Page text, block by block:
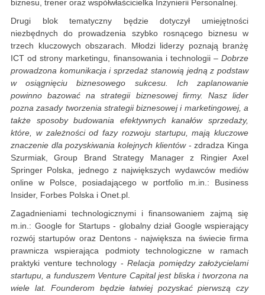
biznesu, trener oraz współwłaścicielka Inżynierii Personalnej.
Drugi blok tematyczny będzie dotyczył umiejętności
niezbędnych do prowadzenia szybko rosnącego biznesu w
trzech kluczowych obszarach. Młodzi liderzy poznają branżę
ICT od strony marketingu, finansowania i technologii – Dobrze
prowadzona komunikacja i sprzedaż stanowią jedną z podstaw
w osiągnięciu biznesowego sukcesu. Ich zaplanowanie
powinno bazować na strategii biznesowej firmy. Nasz lider
pozna zasady tworzenia strategii biznesowej i marketingowej, a
także sposoby budowania efektywnych kanałów sprzedaży,
które, w zależności od fazy rozwoju startupu, mają kluczowe
znaczenie dla pozyskiwania kolejnych klientów- zdradza Kinga
Szurmiak, Group Brand Strategy Manager z Ringier Axel
Springer Polska, jednego z największych wydawców mediów
online w Polsce, posiadającego w portfolio m.in.: Business
Insider, Forbes Polska i Onet.pl.
Zagadnieniami technologicznymi i finansowaniem zajmą się
m.in.: Google for Startups - globalny dział Google wspierający
rozwój startupów oraz Dentons - największa na świecie firma
prawnicza wspierająca podmioty technologiczne w ramach
praktyki venture technology - Relacja pomiędzy założycielami
startupu, a funduszem Venture Capital jest bliska i tworzona na
wiele lat. Founderom będzie łatwiej pozyskać pierwszą czy